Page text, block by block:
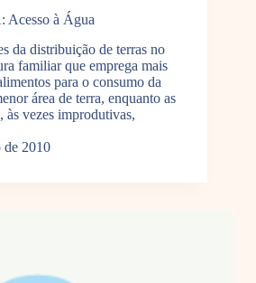
Acesso à Água
da distribuição de terras no
familiar que emprega mais
para o consumo da
área de terra, enquanto as
às vezes improdutivas,
de 2010